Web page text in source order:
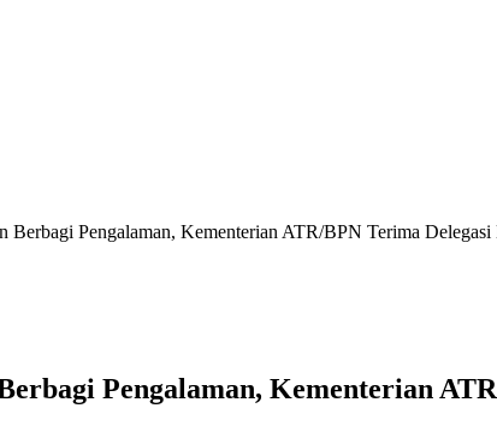
Berbagi Pengalaman, Kementerian ATR/BPN Terima Delegasi
Pengalaman, Kementerian